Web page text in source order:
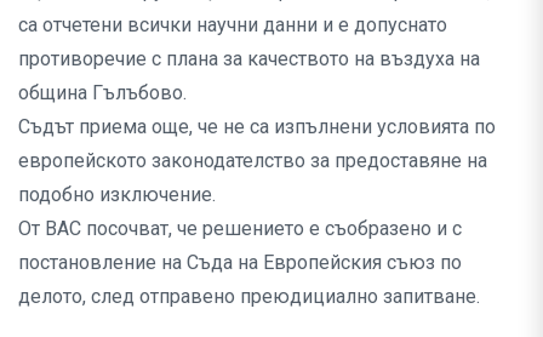
са отчетени всички научни данни и е допуснато
противоречие с плана за качеството на въздуха на
община Гълъбово.
Съдът приема още, че не са изпълнени условията по
европейското законодателство за предоставяне на
подобно изключение.
От ВАС посочват, че решението е съобразено и с
постановление на Съда на Европейския съюз по
делото, след отправено преюдициално запитване.